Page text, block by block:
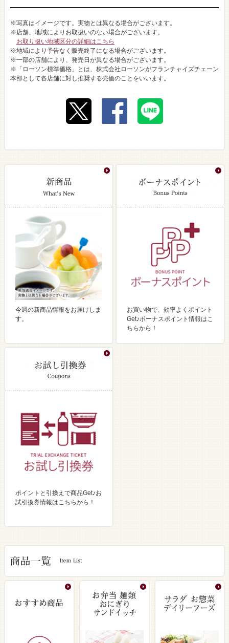
※写真はイメージです。実物とは異なる場合がございます。
※店舗、地域によりお取扱いのない場合がございます。
お取り扱い地域区分の詳細はこちら
※地域により予告なく販売終了になる場合がございます。
※一部の店舗により、発売日が異なる場合がございます。
※「ローソン標準価格」とは、株式会社ローソンがフランチャイズチェーン
本部として各店舗に対し推奨する売価のことをいいます。
今週の新商品情報をお届けしま
す。
お買い物で、効率よくポイント
Get♪ボーナスポイント情報はこ
ちらから！
ポイントと引換えで商品Get♪お
試引換券情報はこちらから！